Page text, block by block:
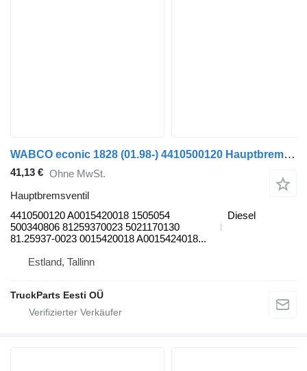
WABCO econic 1828 (01.98-) 4410500120 Hauptbremsventil für Mercedes-Benz Econic (1998-2014) Sattelzugmaschine
41,13 € Ohne MwSt.
Hauptbremsventil
4410500120 A0015420018 1505054
500340806 81259370023 5021170130
81.25937-0023 0015420018 A0015424018...
Diesel
Estland, Tallinn
TruckParts Eesti OÜ